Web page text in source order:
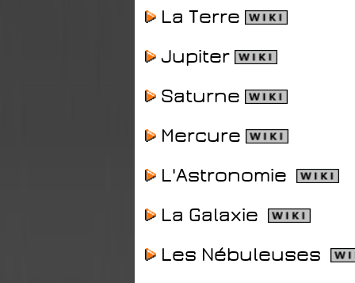
La Terre
Jupiter
Saturne
Mercure
L'Astronomie
La Galaxie
Les Nébuleuses